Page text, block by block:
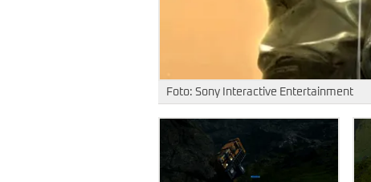
Foto: Sony Interactive Entertainment